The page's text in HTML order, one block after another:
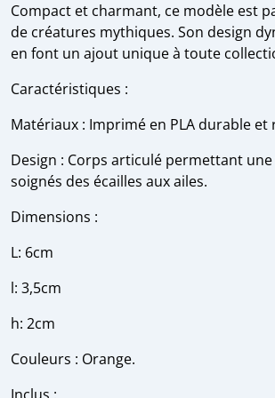
Compact et charmant, ce modèle est
de créatures mythiques. Son design
en font un ajout unique à toute
Caractéristiques :
Matériaux : Imprimé en PLA durable
Design : Corps articulé permettant
soignés des écailles aux ailes.
Dimensions :
L: 6cm
l: 3,5cm
h: 2cm
Couleurs : Orange.